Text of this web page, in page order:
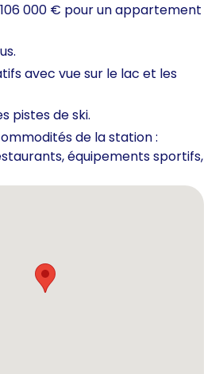
000 € pour un appartement
avec vue sur le lac et les
pistes de ski.
de la station :
équipements sportifs,